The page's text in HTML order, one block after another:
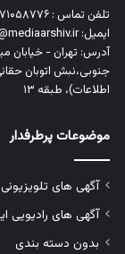
تلفن تماس : ۰۲۱۷۱۰۵۸۷۷۶
ایمیل: info@mediaarshiv.ir
آدرس: تهران - خیابان
اطلاعات)، طبقه ۱۳
موضوعات پرطرفدار
آگهی های تلویزیونی
آگهی های رادیویی
بدون دسته بندی